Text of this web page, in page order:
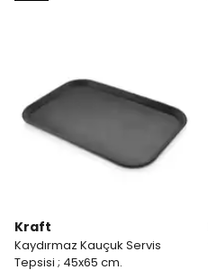
Kraft
Kaydırmaz Kauçuk Servis
Tepsisi ; 45x65 cm.